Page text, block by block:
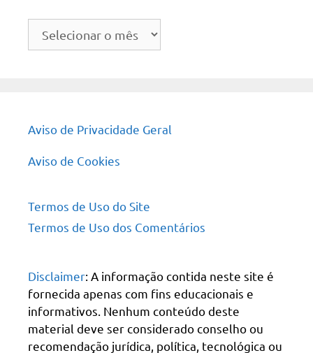
Arquivo
Aviso de Privacidade Geral
Aviso de Cookies
Termos de Uso do Site
Termos de Uso dos Comentários
Disclaimer: A informação contida neste site é
fornecida apenas com fins educacionais e
informativos. Nenhum conteúdo deste
material deve ser considerado conselho ou
recomendação jurídica, política, tecnológica ou